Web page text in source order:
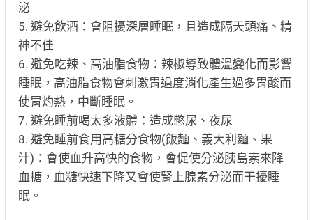
泌
5. 避免飲酒：會阻擾深層睡眠，且造成隔天頭痛、精
神不佳
6. 避免吃辣、高油脂食物：辣椒導致體溫變化而影響
睡眠，高油脂食物會刺激胃過度消化產生過多胃酸而
使胃灼熱，中斷睡眠。
7. 避免睡前喝太多液體：造成憋尿、夜尿
8. 避免睡前食用高糖分食物(飯麵、義大利麵、果
汁)：會使血升高快的食物，會促使分泌胰島素來降
血糖，血糖快速下降又會使腎上腺素分泌而干擾睡
眠。